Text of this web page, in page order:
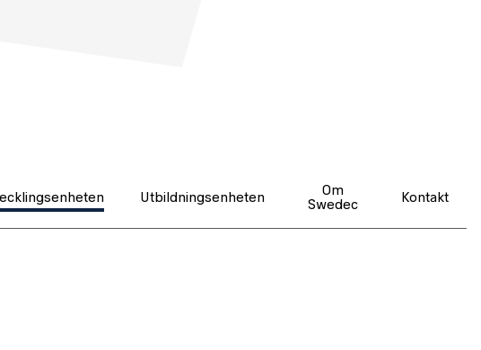
Utbildningsenheten
Om
Swedec
Kontakt